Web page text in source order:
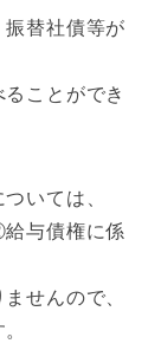
替社債等が
ことができ
いては、
与債権に係
せんので、